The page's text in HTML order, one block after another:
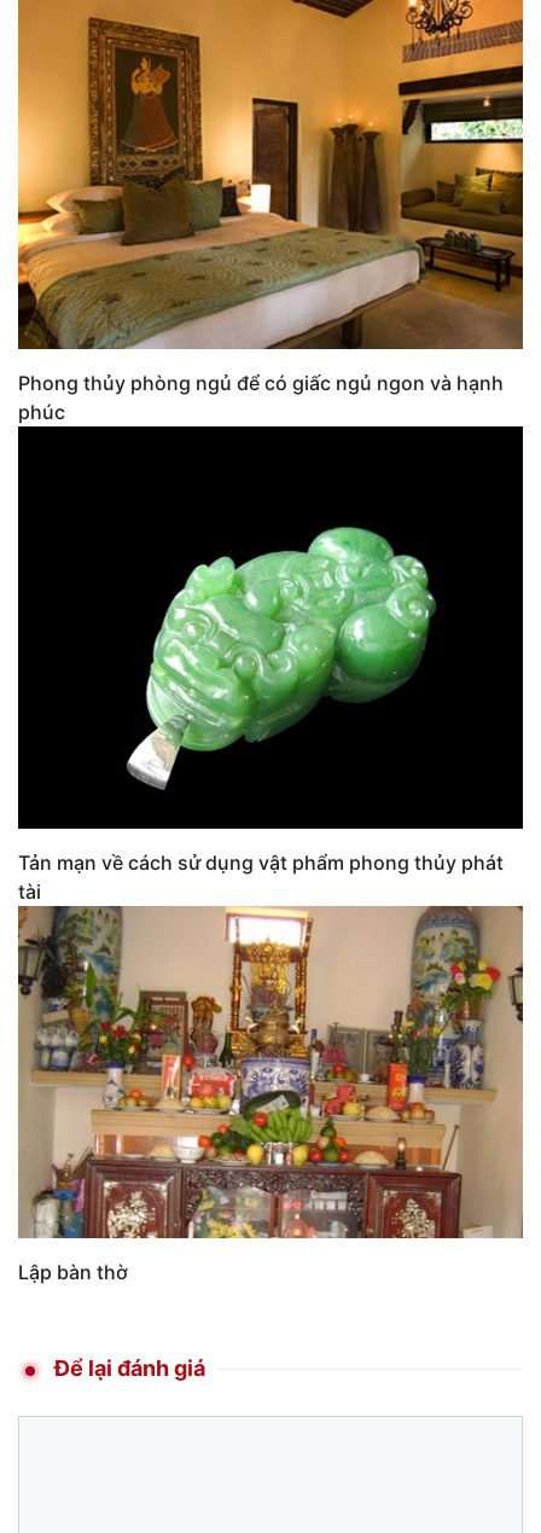
Phong thủy phòng ngủ để có giấc ngủ ngon và hạnh
phúc
Tản mạn về cách sử dụng vật phẩm phong thủy phát
tài
Lập bàn thờ
Để lại đánh giá